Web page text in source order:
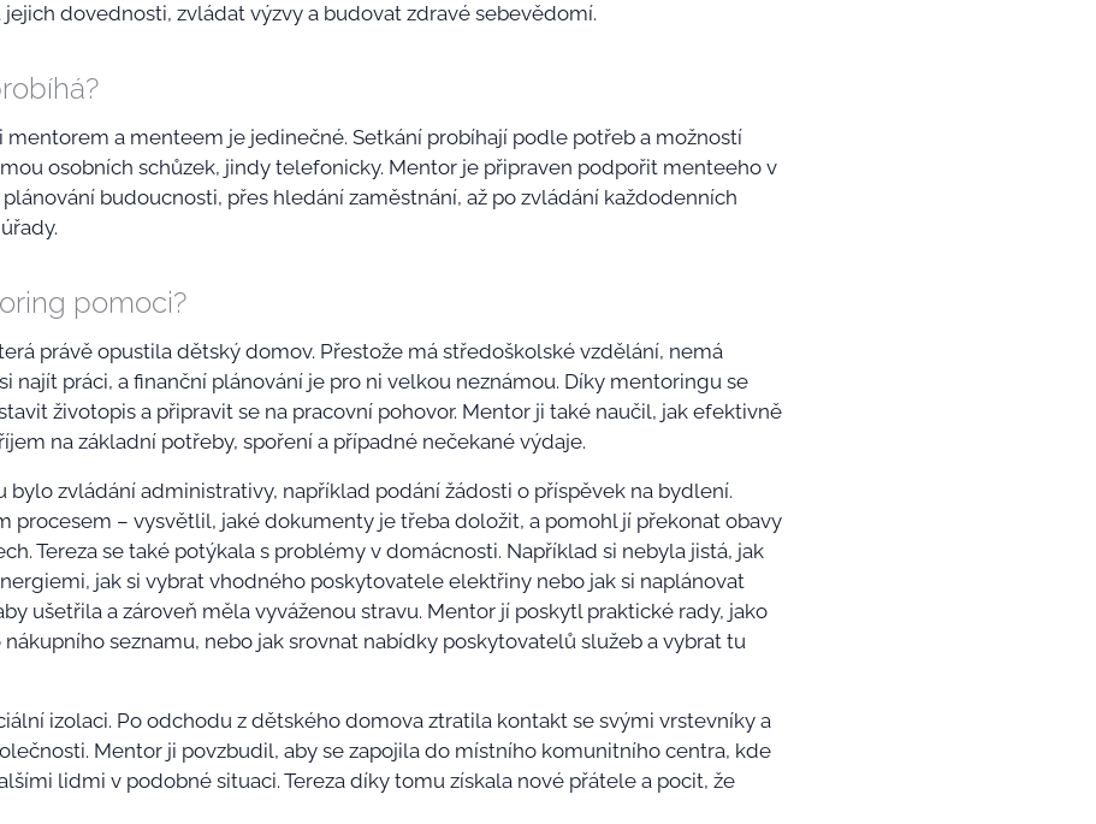
dovednosti, zvládat výzvy a budovat zdravé sebevědomí.
mentorem a menteem je jedinečné. Setkání probíhají podle potřeb a možností
osobních schůzek, jindy telefonicky. Mentor je připraven podpořit menteeho v
budoucnosti, přes hledání zaměstnání, až po zvládání každodenních
pomoci?
právě opustila dětský domov. Přestože má středoškolské vzdělání, nemá
najít práci, a finanční plánování je pro ni velkou neznámou. Díky mentoringu se
životopis a připravit se na pracovní pohovor. Mentor ji také naučil, jak efektivně
na základní potřeby, spoření a případné nečekané výdaje.
bylo zvládání administrativy, například podání žádosti o příspěvek na bydlení.
procesem – vysvětlil, jaké dokumenty je třeba doložit, a pomohl jí překonat obavy
Tereza se také potýkala s problémy v domácnosti. Například si nebyla jistá, jak
jak si vybrat vhodného poskytovatele elektřiny nebo jak si naplánovat
ušetřila a zároveň měla vyváženou stravu. Mentor jí poskytl praktické rady, jako
seznamu, nebo jak srovnat nabídky poskytovatelů služeb a vybrat tu
izolaci. Po odchodu z dětského domova ztratila kontakt se svými vrstevníky a
Mentor ji povzbudil, aby se zapojila do místního komunitního centra, kde
lidmi v podobné situaci. Tereza díky tomu získala nové přátele a pocit, že